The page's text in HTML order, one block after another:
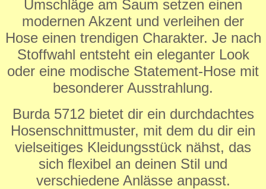
Umschläge am Saum setzen einen
modernen Akzent und verleihen der
Hose einen trendigen Charakter. Je nach
Stoffwahl entsteht ein eleganter Look
oder eine modische Statement-Hose mit
besonderer Ausstrahlung.
Burda 5712 bietet dir ein durchdachtes
Hosenschnittmuster, mit dem du dir ein
vielseitiges Kleidungsstück nähst, das
sich flexibel an deinen Stil und
verschiedene Anlässe anpasst.